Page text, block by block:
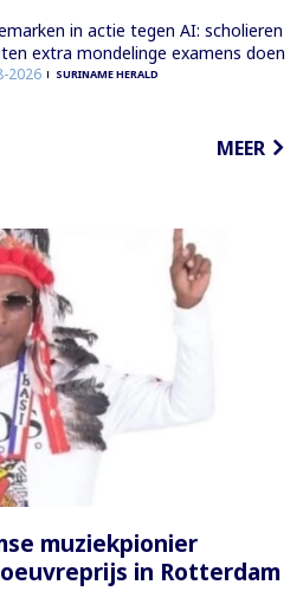
in actie tegen AI: scholieren
extra mondelinge examens doen
2026 SURINAME HERALD
MEER
muziekpionier
in Rotterdam